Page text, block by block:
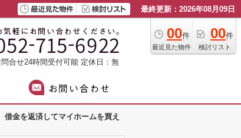
最終更新：2026年08月09日
00件
最近見た物件
00件
検討リスト
合せ24時間受付可能 定休日：無
借金を返済してマイホームを買え